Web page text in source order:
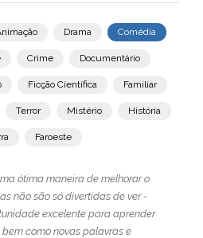
Drama Comédia
Crime Documentário
Ficção Científica Familiar
Terror Mistério História
Faroeste
ótima maneira de melhorar o
não são só divertidas de ver -
excelente para aprender
como novas palavras e